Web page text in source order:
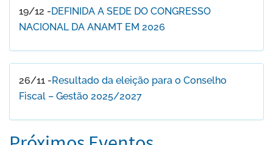
19/12 -DEFINIDA A SEDE DO CONGRESSO
NACIONAL DA ANAMT EM 2026
26/11 -Resultado da eleição para o Conselho
Fiscal – Gestão 2025/2027